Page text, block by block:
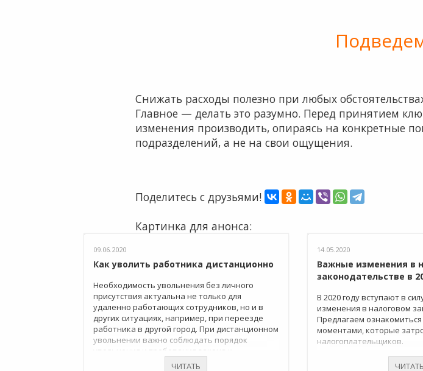
Снижать расходы полезно при любых
Главное — делать это разумно. Перед принятием
изменения производить, опираясь на конкретные
подразделений, а не на свои ощущения.
Поделитесь с друзьями!
Картинка для анонса:
09.06.2020
Как уволить работника дистанционно
Необходимость увольнения без личного
присутствия актуальна не только для
удаленно работающих сотрудников, но и в
других ситуациях, например, при переезде
работника в другой город. При дистанционном
увольнении важно соблюдать порядок
увольнения и требования закона к
оформлению этой процедуры.
ЧИТАТЬ
14.05.2020
Важные изменения в
законодательстве в
В 2020 году вступают в
изменения в налоговом
Предлагаем
моментами, которые
налогоплательщиков.
ЧИТАТЬ